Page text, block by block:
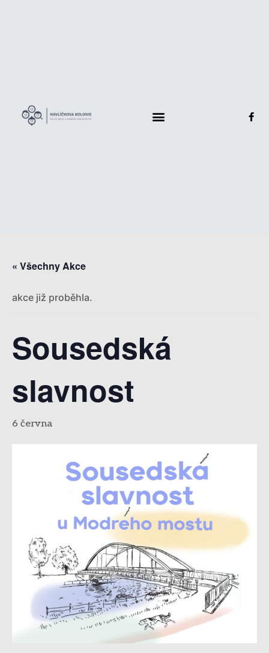
« Všechny Akce
akce již proběhla.
Sousedská
slavnost
6 června